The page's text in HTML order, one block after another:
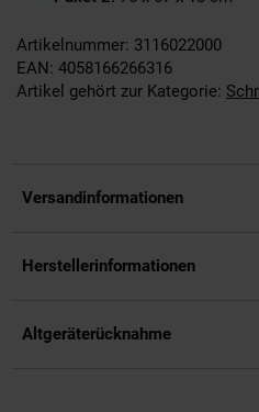
Artikelnummer: 3116022000
EAN: 4058166266316
Artikel gehört zur Kategorie:
Versandinformationen
Herstellerinformationen
Altgeräterücknahme